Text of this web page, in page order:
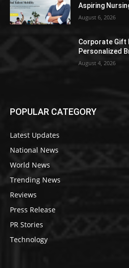
Aspiring
August 6, 2026
Corporate Gift
Personalized
August 4, 2026
POPULAR CATEGORY
Latest Updates
National News
World News
Trending News
Reviews
Press Release
PR Stories
Technology